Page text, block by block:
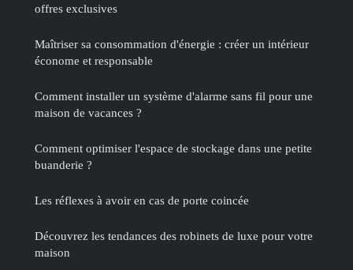
offres exclusives
Maîtriser sa consommation d'énergie : créer un intérieur
économe et responsable
Comment installer un système d'alarme sans fil pour une
maison de vacances ?
Comment optimiser l'espace de stockage dans une petite
buanderie ?
Les réflexes à avoir en cas de porte coincée
Découvrez les tendances des robinets de luxe pour votre
maison